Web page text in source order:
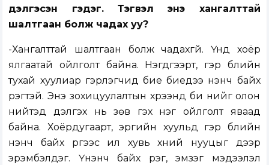
дэлгэсэн гэдэг. Тэгвэл энэ хангалттай
шалтгаан болж чадах уу?
-Хангалттай шалтгаан болж чадахгүй. Үүнд хоёр
ялгаатай ойлголт байна. Нэгдүгээрт, гэр бүлийн
тухай хуулиар гэрлэгчид бие биедээ үнэнч байх
үүрэгтэй. Энэ зохицуулалтын хүрээнд би үүнийг олон
нийтэд дэлгэх нь зөв гэх нэг ойлголт яваад
байна. Хоёрдугаарт, эрүүгийн хуульд гэр бүлийн
үнэнч байх үүргээс илүү хувь хүний нууцыг дээр
эрэмбэлдэг. Үнэнч байх үүрэг, эмзэг мэдээлэл